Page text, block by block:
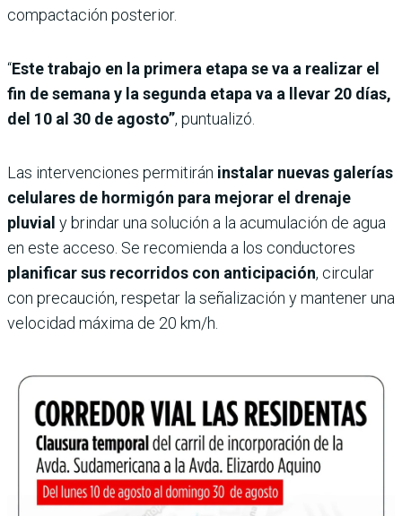
compactación posterior.
“Este trabajo en la primera etapa se va a realizar el
fin de semana y la segunda etapa va a llevar 20 días,
del 10 al 30 de agosto”, puntualizó.
Las intervenciones permitirán instalar nuevas galerías
celulares de hormigón para mejorar el drenaje
pluvial y brindar una solución a la acumulación de agua
en este acceso. Se recomienda a los conductores
planificar sus recorridos con anticipación, circular
con precaución, respetar la señalización y mantener una
velocidad máxima de 20 km/h.